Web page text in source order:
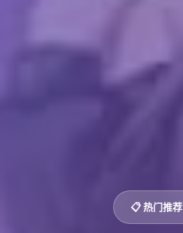
📋 热门推荐